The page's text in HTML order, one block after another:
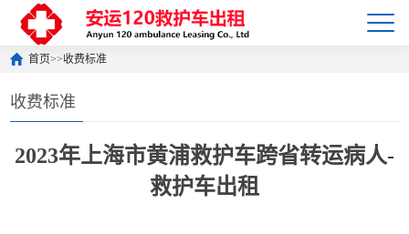
首页>>收费标准
收费标准
2023年上海市黄浦救护车跨省转运病人-
救护车出租